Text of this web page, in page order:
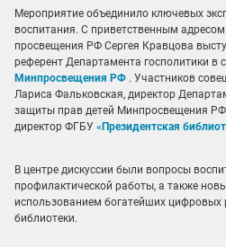
Мероприятие объединило ключевых
воспитания. С приветственным
просвещения РФ Сергея Кравцова
референт Департамента госполитики в
Минпросвещения РФ . Участников
Лариса Фальковская, директор
защиты прав детей Минпросвещения
директор ФГБУ «Президентская
В центре дискуссии были вопросы
профилактической работы, а также
использованием богатейших цифровых
библиотеки.